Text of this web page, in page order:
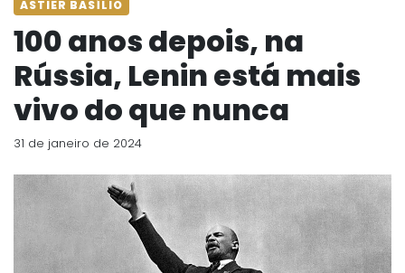
ASTIER BASÍLIO
100 anos depois, na
Rússia, Lenin está mais
vivo do que nunca
31 de janeiro de 2024